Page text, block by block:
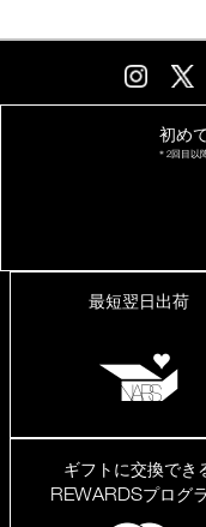
初め
＊2回目以
最短翌日出荷
ギフトに交換でき
REWARDSプログ